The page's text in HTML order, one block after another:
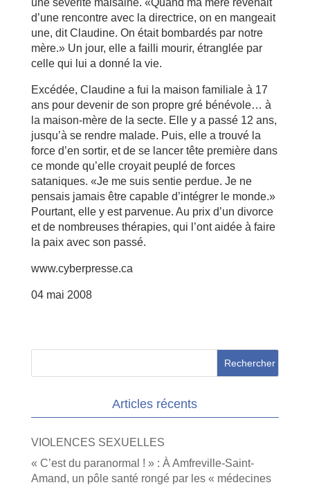
une sévérité malsaine. «Quand ma mère revenait
d’une rencontre avec la directrice, on en mangeait
une, dit Claudine. On était bombardés par notre
mère.» Un jour, elle a failli mourir, étranglée par
celle qui lui a donné la vie.
Excédée, Claudine a fui la maison familiale à 17
ans pour devenir de son propre gré bénévole… à
la maison-mère de la secte. Elle y a passé 12 ans,
jusqu’à se rendre malade. Puis, elle a trouvé la
force d’en sortir, et de se lancer tête première dans
ce monde qu’elle croyait peuplé de forces
sataniques. «Je me suis sentie perdue. Je ne
pensais jamais être capable d’intégrer le monde.»
Pourtant, elle y est parvenue. Au prix d’un divorce
et de nombreuses thérapies, qui l’ont aidée à faire
la paix avec son passé.
www.cyberpresse.ca
04 mai 2008
Articles récents
VIOLENCES SEXUELLES
« C’est du paranormal ! » : À Amfreville-Saint-
Amand, un pôle santé rongé par les « médecines